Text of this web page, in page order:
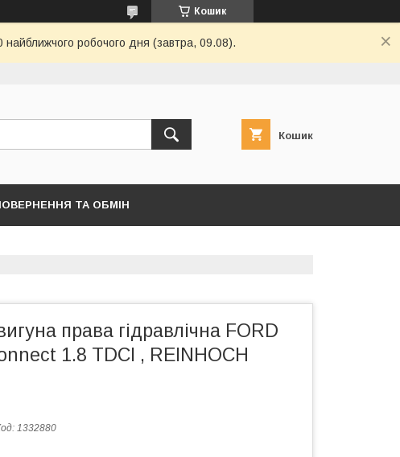
Кошик
найближчого робочого дня (завтра, 09.08).
Кошик
ТА ОБМІН
права гідравлічна FORD
1.8 TDCI , REINHOCH
1332880